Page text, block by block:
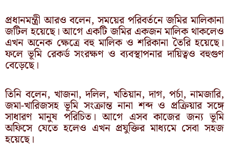
প্রধানমন্ত্রী আরও বলেন, সময়ের পরিবর্তনে জমির মালিকানা
জটিল হয়েছে। আগে একটি জমির একজন মালিক থাকলেও
এখন অনেক ক্ষেত্রে বহু মালিক ও শরিকানা তৈরি হয়েছে।
ফলে ভূমি রেকর্ড সংরক্ষণ ও ব্যবস্থাপনার দায়িত্বও বহুগুণ
বেড়েছে।
তিনি বলেন, খাজনা, দলিল, খতিয়ান, দাগ, পর্চা, নামজারি,
জমা-খারিজসহ ভূমি সংক্রান্ত নানা শব্দ ও প্রক্রিয়ার সঙ্গে
সাধারণ মানুষ পরিচিত। আগে এসব কাজের জন্য ভূমি
অফিসে যেতে হলেও এখন প্রযুক্তির মাধ্যমে সেবা সহজ
হয়েছে।